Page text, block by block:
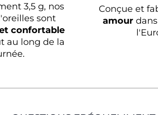
3,5 g, nos
sont
confortable
au long de la
Conçue et
amour